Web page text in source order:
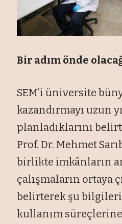
Bir adım önde
SEM’i üniversite
kazandırmayı uzun
planladıklarını
Prof. Dr. Mehmet
birlikte imkânların
çalışmaların ortaya
belirterek şu bilgileri
kullanım